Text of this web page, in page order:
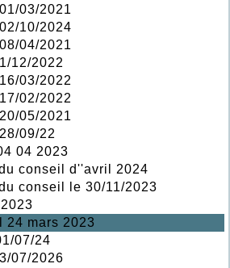
03/2021
10/2024
04/2021
12/2022
03/2022
02/2022
05/2021
09/22
04 2023
conseil d''avril 2024
conseil le 30/11/2023
24 mars 2023
07/24
07/2026